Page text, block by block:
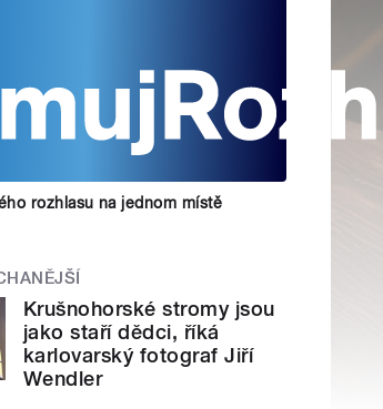
rozhlasu na jednom místě
Krušnohorské stromy jsou
jako staří dědci, říká
karlovarský fotograf Jiří
Wendler